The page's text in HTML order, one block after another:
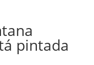
pintada